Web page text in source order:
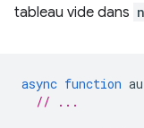
tableau vide dans
async function
// ...